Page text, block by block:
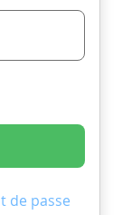
de passe